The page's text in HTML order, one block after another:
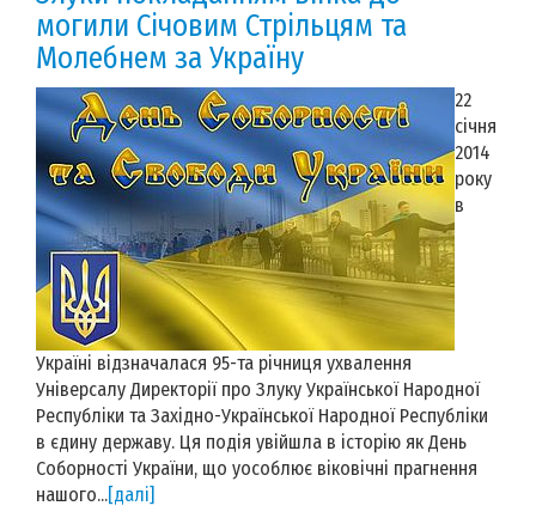
могили Cічовим Стрільцям та
Молебнем за Україну
22
січня
2014
року
в
Україні відзначалася 95-та річниця ухвалення
Універсалу Директорії про Злуку Української Народної
Республіки та Західно-Української Народної Республіки
в єдину державу. Ця подія увійшла в історію як День
Соборності України, що уособлює віковічні прагнення
нашого...[далі]